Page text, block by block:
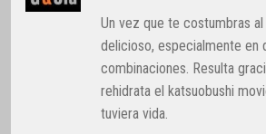
Un vez que te costumbras
delicioso, especialmente en
combinaciones. Resulta
rehidrata el katsuobushi
tuviera vida.